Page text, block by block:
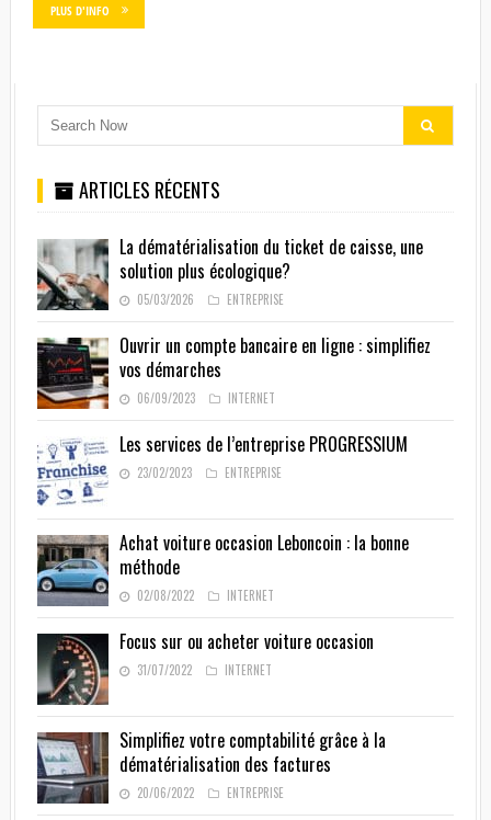
PLUS D'INFO
ARTICLES RÉCENTS
La dématérialisation du ticket de caisse, une
solution plus écologique?
05/03/2026 ENTREPRISE
Ouvrir un compte bancaire en ligne : simplifiez
vos démarches
06/09/2023 INTERNET
Les services de l’entreprise PROGRESSIUM
23/02/2023 ENTREPRISE
Achat voiture occasion Leboncoin : la bonne
méthode
02/08/2022 INTERNET
Focus sur ou acheter voiture occasion
31/07/2022 INTERNET
Simplifiez votre comptabilité grâce à la
dématérialisation des factures
20/06/2022 ENTREPRISE